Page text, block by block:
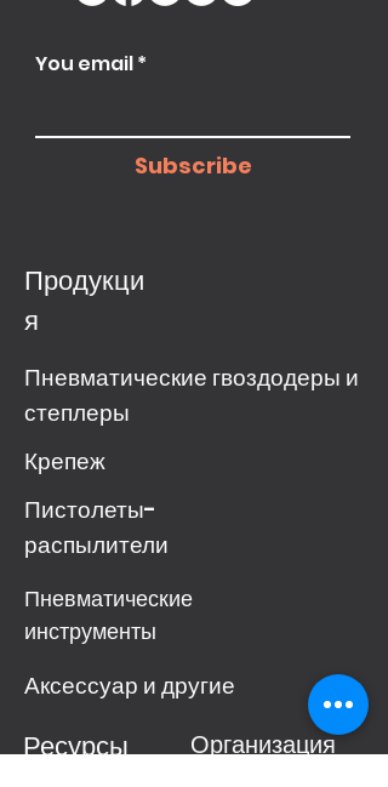
You email
Subscribe
Продукци
я
Пневматические гвоздодеры и
степлеры
Крепеж
Пистолеты-
распылители
Пневматические
инструменты
Аксессуар и другие
Ресурсы Организация